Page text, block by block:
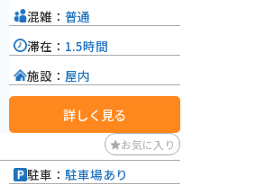
混雑： 普通
滞在： 1.5時間
施設： 屋内
詳しく見る
お気に入り
駐車： 駐車場あり